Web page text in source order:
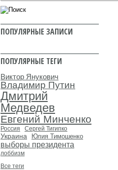
ПОПУЛЯРНЫЕ ЗАПИСИ
ПОПУЛЯРНЫЕ ТЕГИ
Виктор Янукович
Владимир Путин
Дмитрий
Медведев
Евгений Минченко
Россия Сергей Тигипко
Украина Юлия Тимошенко
выборы президента
лоббизм
Все теги